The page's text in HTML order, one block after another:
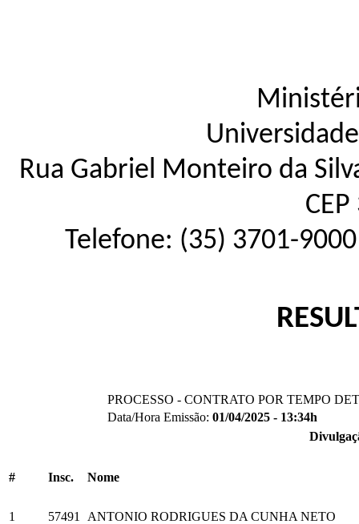
Rua Gabriel Monteiro da
Telefone: (35) 3701-
PROCESSO - CONTRATO POR TEMPO
Data/Hora Emissão: 01/04/2025 - 13:34h
# Insc. Nome
1 57491
ANTONIO RODRIGUES DA CUNHA NETO